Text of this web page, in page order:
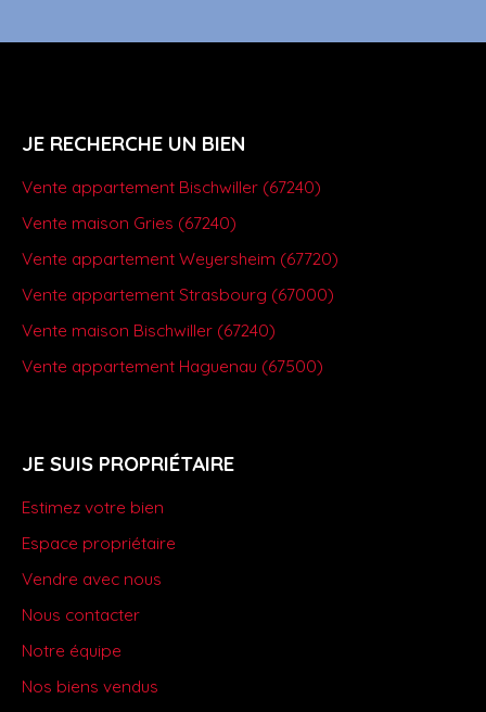
JE RECHERCHE UN BIEN
Vente appartement Bischwiller (67240)
Vente maison Gries (67240)
Vente appartement Weyersheim (67720)
Vente appartement Strasbourg (67000)
Vente maison Bischwiller (67240)
Vente appartement Haguenau (67500)
JE SUIS PROPRIÉTAIRE
Estimez votre bien
Espace propriétaire
Vendre avec nous
Nous contacter
Notre équipe
Nos biens vendus